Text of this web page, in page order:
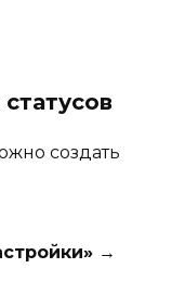
создать
→